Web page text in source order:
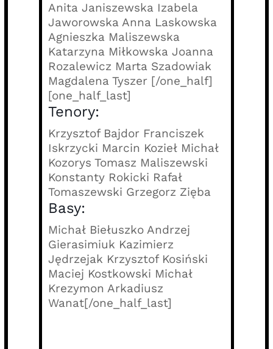
Anita Janiszewska Izabela
Jaworowska Anna Laskowska
Agnieszka Maliszewska
Katarzyna Miłkowska Joanna
Rozalewicz Marta Szadowiak
Magdalena Tyszer [/one_half]
[one_half_last]
Tenory:
Krzysztof Bajdor Franciszek
Iskrzycki Marcin Kozieł Michał
Kozorys Tomasz Maliszewski
Konstanty Rokicki Rafał
Tomaszewski Grzegorz Zięba
Basy:
Michał Biełuszko Andrzej
Gierasimiuk Kazimierz
Jędrzejak Krzysztof Kosiński
Maciej Kostkowski Michał
Krezymon Arkadiusz
Wanat[/one_half_last]